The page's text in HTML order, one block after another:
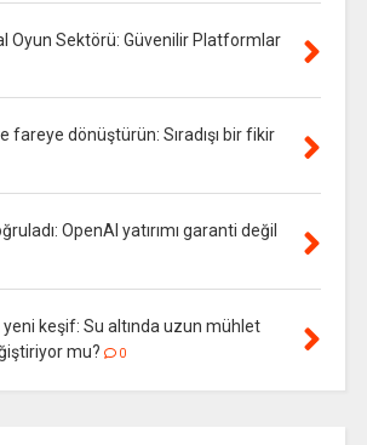
Oyun Sektörü: Güvenilir Platformlar
fareye dönüştürün: Sıradışı bir fikir
OpenAI yatırımı garanti değil
yeni keşif: Su altında uzun mühlet
mu?
0